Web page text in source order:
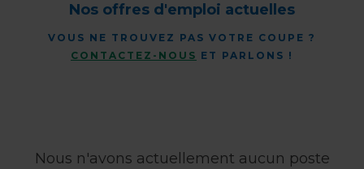
Nos offres d'emploi actuelles
VOUS NE TROUVEZ PAS VOTRE COUPE ?
CONTACTEZ-NOUS ET PARLONS !
Nous n'avons actuellement aucun poste